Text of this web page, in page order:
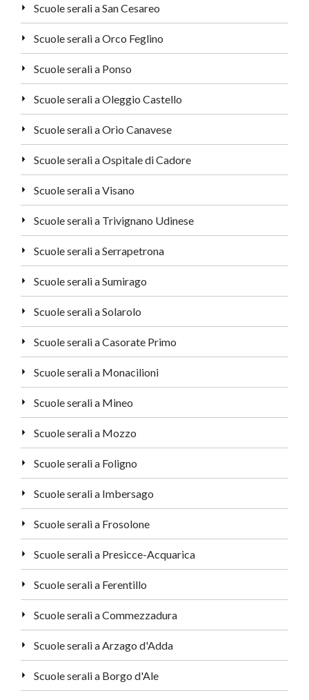
Scuole serali a San Cesareo
Scuole serali a Orco Feglino
Scuole serali a Ponso
Scuole serali a Oleggio Castello
Scuole serali a Orio Canavese
Scuole serali a Ospitale di Cadore
Scuole serali a Visano
Scuole serali a Trivignano Udinese
Scuole serali a Serrapetrona
Scuole serali a Sumirago
Scuole serali a Solarolo
Scuole serali a Casorate Primo
Scuole serali a Monacilioni
Scuole serali a Mineo
Scuole serali a Mozzo
Scuole serali a Foligno
Scuole serali a Imbersago
Scuole serali a Frosolone
Scuole serali a Presicce-Acquarica
Scuole serali a Ferentillo
Scuole serali a Commezzadura
Scuole serali a Arzago d'Adda
Scuole serali a Borgo d'Ale